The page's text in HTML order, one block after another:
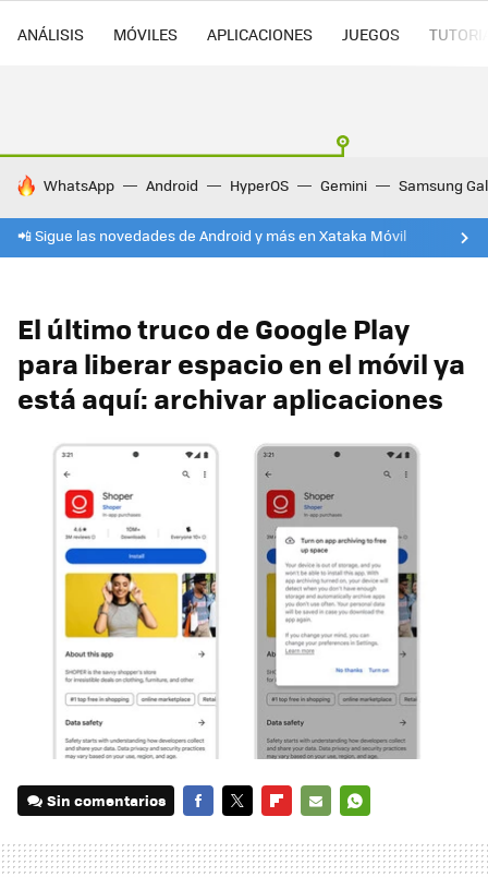
ANÁLISIS MÓVILES APLICACIONES JUEGOS
HOY SE HABLA DE
WhatsApp Android HyperOS Gemini Samsung
📲 Sigue las novedades de Android y más en Xataka Móvil
El último truco de Google Play
para liberar espacio en el móvil ya
está aquí: archivar aplicaciones
Sin comentarios
MAIL